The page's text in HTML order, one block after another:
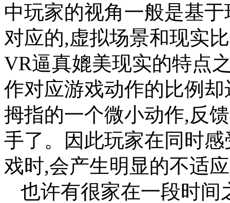
中玩家的视角一般是基
对应的,虚拟场景和现实
VR逼真媲美现实的特点
作对应游戏动作的比例
拇指的一个微小动作,反
手了。因此玩家在同时
戏时,会产生明显的不适
也许有很家在一段时间